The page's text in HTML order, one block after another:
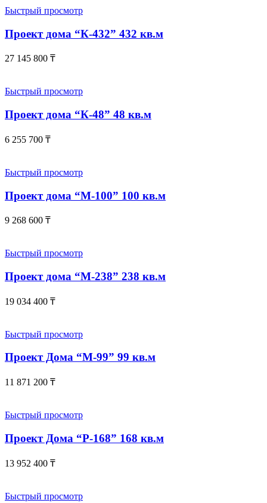
Быстрый просмотр
Проект дома “К-432” 432 кв.м
27 145 800 ₸
Быстрый просмотр
Проект дома “К-48” 48 кв.м
6 255 700 ₸
Быстрый просмотр
Проект дома “М-100” 100 кв.м
9 268 600 ₸
Быстрый просмотр
Проект дома “М-238” 238 кв.м
19 034 400 ₸
Быстрый просмотр
Проект Дома “М-99” 99 кв.м
11 871 200 ₸
Быстрый просмотр
Проект Дома “Р-168” 168 кв.м
13 952 400 ₸
Быстрый просмотр